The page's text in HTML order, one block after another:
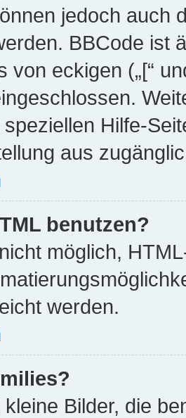
jedoch auch
BBCode ist
von eckigen („[“
Hilfe-
aus
benutzen?
möglich,
werden.
Bilder, die